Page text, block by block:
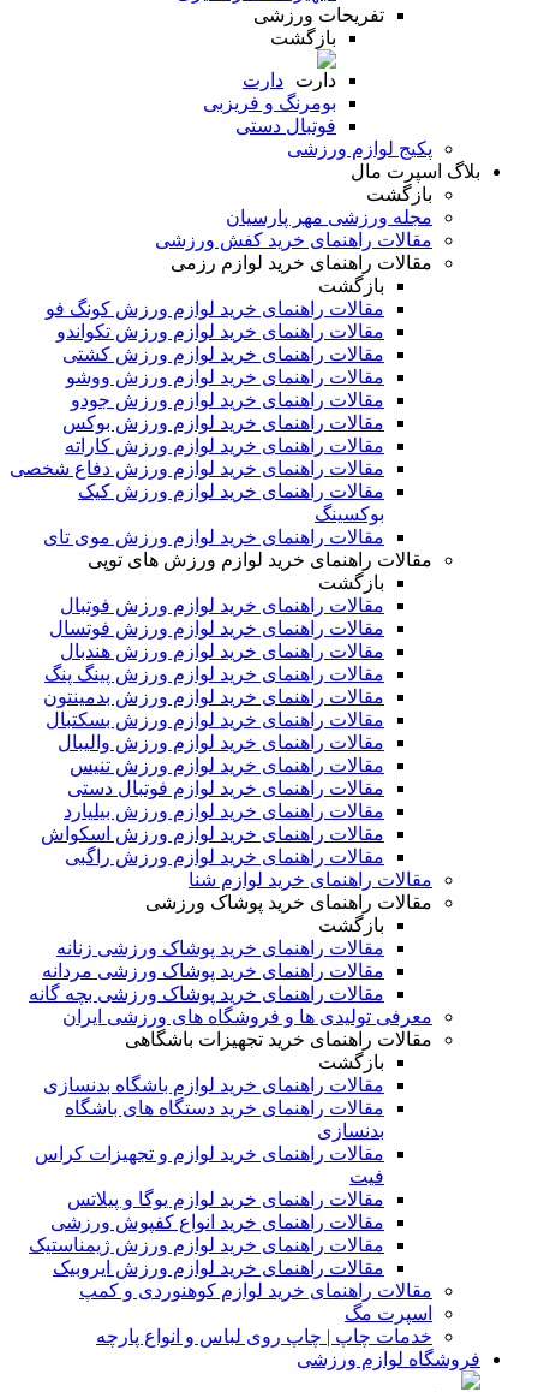
تفریحات ورزشی
بازگشت
دارت
بومرنگ و فریزبی
فوتبال دستی
پکیج لوازم ورزشی
بلاگ اسپرت مال
بازگشت
مجله ورزشی مهر پارسیان
مقالات راهنمای خرید کفش ورزشی
مقالات راهنمای خرید لوازم رزمی
بازگشت
مقالات راهنمای خرید لوازم ورزش کونگ فو
مقالات راهنمای خرید لوازم ورزش تکواندو
مقالات راهنمای خرید لوازم ورزش کشتی
مقالات راهنمای خرید لوازم ورزش ووشو
مقالات راهنمای خرید لوازم ورزش جودو
مقالات راهنمای خرید لوازم ورزش بوکس
مقالات راهنمای خرید لوازم ورزش کاراته
مقالات راهنمای خرید لوازم ورزش دفاع شخصی
مقالات راهنمای خرید لوازم ورزش کیک
بوکسینگ
مقالات راهنمای خرید لوازم ورزش موی تای
مقالات راهنمای خرید لوازم ورزش های توپی
بازگشت
مقالات راهنمای خرید لوازم ورزش فوتبال
مقالات راهنمای خرید لوازم ورزش فوتسال
مقالات راهنمای خرید لوازم ورزش هندبال
مقالات راهنمای خرید لوازم ورزش پینگ پنگ
مقالات راهنمای خرید لوازم ورزش بدمینتون
مقالات راهنمای خرید لوازم ورزش بسکتبال
مقالات راهنمای خرید لوازم ورزش والیبال
مقالات راهنمای خرید لوازم ورزش تنیس
مقالات راهنمای خرید لوازم فوتبال دستی
مقالات راهنمای خرید لوازم ورزش بیلیارد
مقالات راهنمای خرید لوازم ورزش اسکواش
مقالات راهنمای خرید لوازم ورزش راگبی
مقالات راهنمای خرید لوازم شنا
مقالات راهنمای خرید پوشاک ورزشی
بازگشت
مقالات راهنمای خرید پوشاک ورزشی زنانه
مقالات راهنمای خرید پوشاک ورزشی مردانه
مقالات راهنمای خرید پوشاک ورزشی بچه گانه
معرفی تولیدی ها و فروشگاه های ورزشی ایران
مقالات راهنمای خرید تجهیزات باشگاهی
بازگشت
مقالات راهنمای خرید لوازم باشگاه بدنسازی
مقالات راهنمای خرید دستگاه های باشگاه
بدنسازی
مقالات راهنمای خرید لوازم و تجهیزات کراس
فیت
مقالات راهنمای خرید لوازم یوگا و پیلاتس
مقالات راهنمای خرید انواع کفپوش ورزشی
مقالات راهنمای خرید لوازم ورزش ژیمناستیک
مقالات راهنمای خرید لوازم ورزش ایروبیک
مقالات راهنمای خرید لوازم کوهنوردی و کمپ
اسپرت مگ
خدمات چاپ | چاپ روی لباس و انواع پارچه
فروشگاه لوازم ورزشی